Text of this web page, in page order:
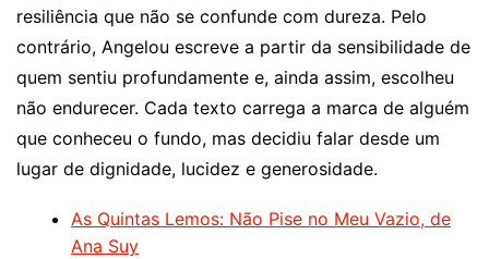
resiliência que não se confunde com dureza. Pelo
contrário, Angelou escreve a partir da sensibilidade de
quem sentiu profundamente e, ainda assim, escolheu
não endurecer. Cada texto carrega a marca de alguém
que conheceu o fundo, mas decidiu falar desde um
lugar de dignidade, lucidez e generosidade.
As Quintas Lemos: Não Pise no Meu Vazio, de
Ana Suy